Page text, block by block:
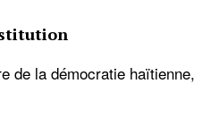
de la démocratie haïtienne,